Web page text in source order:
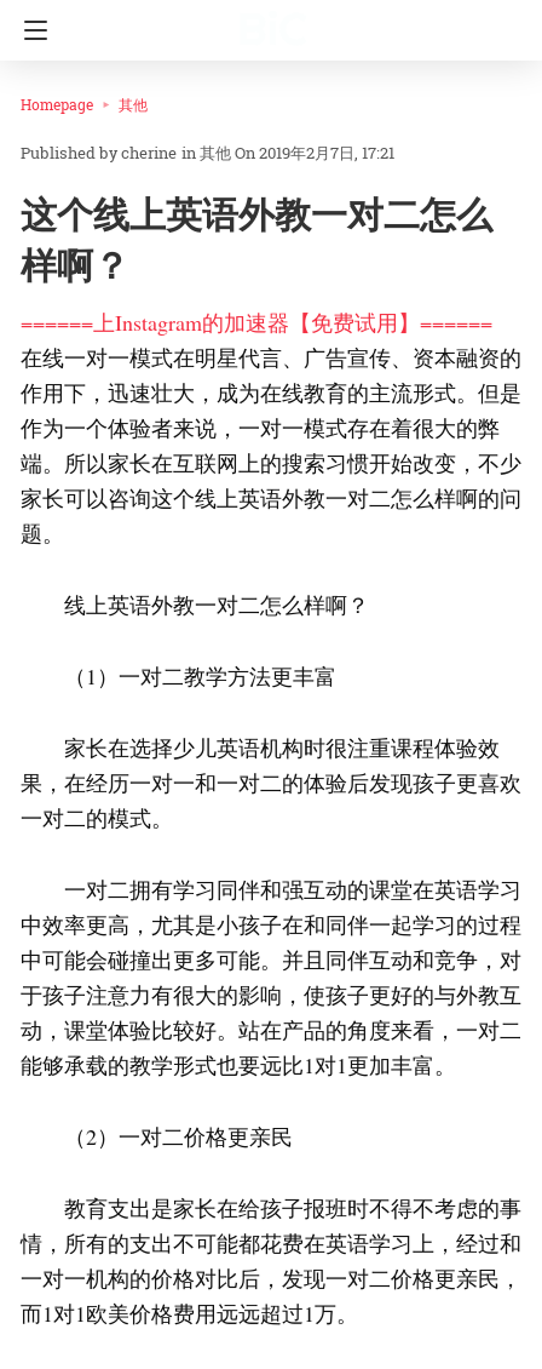
Homepage 其他
cherine in其他On 2019年2月7日, 17:21
这个线上英语外教一对二怎么
样啊？
======上Instagram的加速器【免费试用】======
在线一对一模式在明星代言、广告宣传、资本融资的
作用下，迅速壮大，成为在线教育的主流形式。但是
作为一个体验者来说，一对一模式存在着很大的弊
端。所以家长在互联网上的搜索习惯开始改变，不少
家长可以咨询这个线上英语外教一对二怎么样啊的问
题。
线上英语外教一对二怎么样啊？
（1）一对二教学方法更丰富
家长在选择少儿英语机构时很注重课程体验效
果，在经历一对一和一对二的体验后发现孩子更喜欢
一对二的模式。
一对二拥有学习同伴和强互动的课堂在英语学习
中效率更高，尤其是小孩子在和同伴一起学习的过程
中可能会碰撞出更多可能。并且同伴互动和竞争，对
于孩子注意力有很大的影响，使孩子更好的与外教互
动，课堂体验比较好。站在产品的角度来看，一对二
能够承载的教学形式也要远比1对1更加丰富。
（2）一对二价格更亲民
教育支出是家长在给孩子报班时不得不考虑的事
情，所有的支出不可能都花费在英语学习上，经过和
一对一机构的价格对比后，发现一对二价格更亲民，
而1对1欧美价格费用远远超过1万。